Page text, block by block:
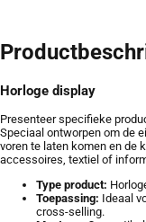
Horloge display
Presenteer specifieke
Speciaal ontworpen om de
voren te laten komen en de
accessoires, textiel of
Type product:
Toepassing: Ideaal
cross-selling.